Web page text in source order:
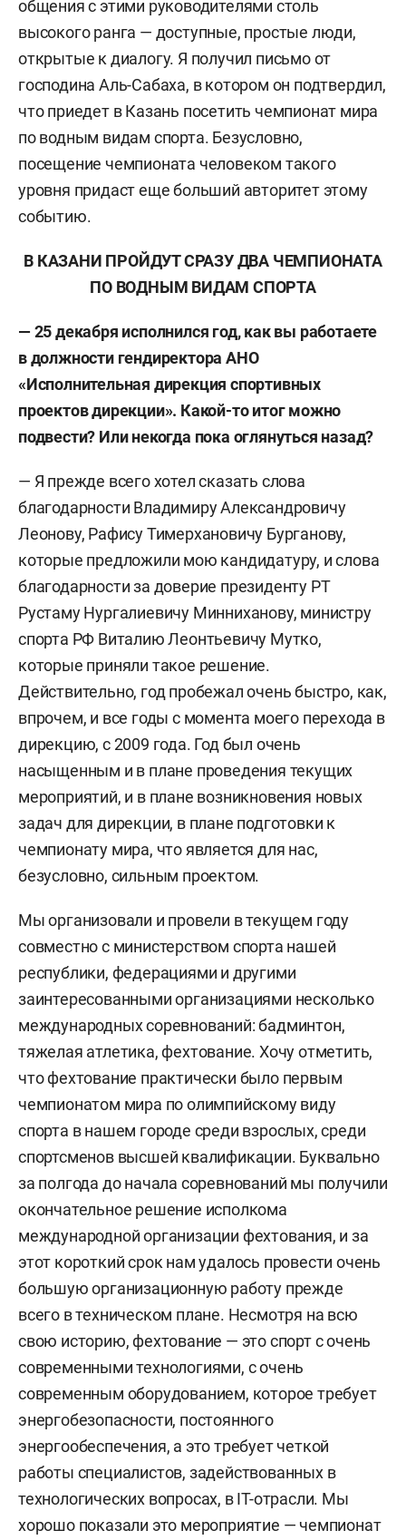
общения с этими руководителями столь
высокого ранга — доступные, простые люди,
открытые к диалогу. Я получил письмо от
господина Аль-Сабаха, в котором он подтвердил,
что приедет в Казань посетить чемпионат мира
по водным видам спорта. Безусловно,
посещение чемпионата человеком такого
уровня придаст еще больший авторитет этому
событию.
В КАЗАНИ ПРОЙДУТ СРАЗУ ДВА ЧЕМПИОНАТА
ПО ВОДНЫМ ВИДАМ СПОРТА
— 25 декабря исполнился год, как вы работаете
в должности гендиректора АНО
«Исполнительная дирекция спортивных
проектов дирекции». Какой-то итог можно
подвести? Или некогда пока оглянуться назад?
— Я прежде всего хотел сказать слова
благодарности Владимиру Александровичу
Леонову, Рафису Тимерхановичу Бурганову,
которые предложили мою кандидатуру, и слова
благодарности за доверие президенту РТ
Рустаму Нургалиевичу Минниханову, министру
спорта РФ Виталию Леонтьевичу Мутко,
которые приняли такое решение.
Действительно, год пробежал очень быстро, как,
впрочем, и все годы с момента моего перехода в
дирекцию, с 2009 года. Год был очень
насыщенным и в плане проведения текущих
мероприятий, и в плане возникновения новых
задач для дирекции, в плане подготовки к
чемпионату мира, что является для нас,
безусловно, сильным проектом.
Мы организовали и провели в текущем году
совместно с министерством спорта нашей
республики, федерациями и другими
заинтересованными организациями несколько
международных соревнований: бадминтон,
тяжелая атлетика, фехтование. Хочу отметить,
что фехтование практически было первым
чемпионатом мира по олимпийскому виду
спорта в нашем городе среди взрослых, среди
спортсменов высшей квалификации. Буквально
за полгода до начала соревнований мы получили
окончательное решение исполкома
международной организации фехтования, и за
этот короткий срок нам удалось провести очень
большую организационную работу прежде
всего в техническом плане. Несмотря на всю
свою историю, фехтование — это спорт с очень
современными технологиями, с очень
современным оборудованием, которое требует
энергобезопасности, постоянного
энергообеспечения, а это требует четкой
работы специалистов, задействованных в
технологических вопросах, в IT-отрасли. Мы
хорошо показали это мероприятие — чемпионат